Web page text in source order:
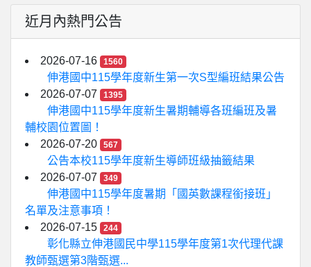
近月內熱門公告
2026-07-16 1560
伸港國中115學年度新生第一次S型編班結果公告
2026-07-07
1395
伸港國中115學年度新生暑期輔導各班編班及暑
輔校園位置圖！
2026-07-20
567
公告本校115學年度新生導師班級抽籤結果
2026-07-07
349
伸港國中115學年度暑期「國英數課程銜接班」
名單及注意事項！
2026-07-15
244
彰化縣立伸港國民中學115學年度第1次代理代課
教師甄選第3階甄選...